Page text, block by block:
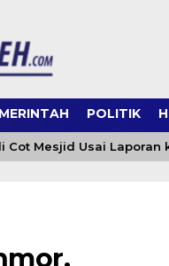
POLITIK
Mesjid Usai Laporan ke